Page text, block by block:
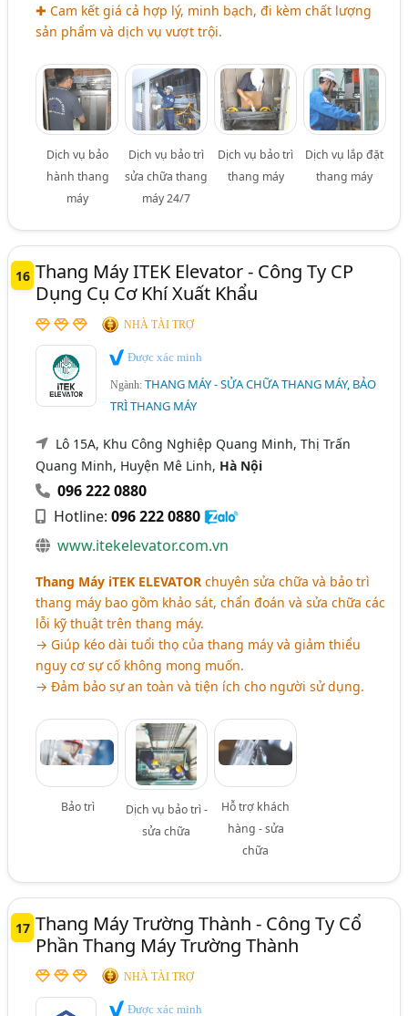
✚ Cam kết giá cả hợp lý, minh bạch, đi kèm chất lượng
sản phẩm và dịch vụ vượt trội.
Dịch vụ bảo
hành thang
máy
Dịch vụ bảo trì
sửa chữa thang
máy 24/7
Dịch vụ bảo trì
thang máy
Dịch vụ lắp đặt
thang máy
16 Thang Máy ITEK Elevator - Công Ty CP
Dụng Cụ Cơ Khí Xuất Khẩu
NHÀ TÀI TRỢ
Được xác minh
Ngành:THANG MÁY - SỬA CHỮA THANG MÁY, BẢO
TRÌ THANG MÁY
Lô 15A, Khu Công Nghiệp Quang Minh, Thị Trấn
Quang Minh, Huyện Mê Linh, Hà Nội
096 222 0880
Hotline:096 222 0880
www.itekelevator.com.vn
Thang Máy iTEK ELEVATOR chuyên sửa chữa và bảo trì
thang máy bao gồm khảo sát, chẩn đoán và sửa chữa các
lỗi kỹ thuật trên thang máy.
→ Giúp kéo dài tuổi thọ của thang máy và giảm thiểu
nguy cơ sự cố không mong muốn.
→ Đảm bảo sự an toàn và tiện ích cho người sử dụng.
Bảo trì
Dịch vụ bảo trì -
sửa chữa
Hỗ trợ khách
hàng - sửa
chữa
17 Thang Máy Trường Thành - Công Ty Cổ
Phần Thang Máy Trường Thành
NHÀ TÀI TRỢ
Được xác minh